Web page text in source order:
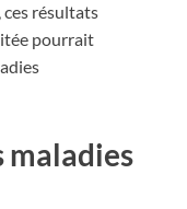
ces résultats
pourrait
maladies